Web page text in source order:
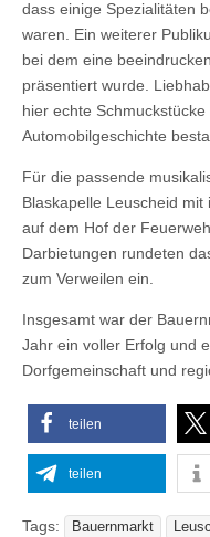
dass einige Spezialitäten
waren. Ein weiterer
bei dem eine
präsentiert wurde.
hier echte
Automobilgeschichte
Für die passende
Blaskapelle Leuscheid
auf dem Hof der
Darbietungen rundeten
zum Verweilen ein.
Insgesamt war der
Jahr ein voller Erfolg und
Dorfgemeinschaft und
teilen
teilen
Tags: Bauernmarkt